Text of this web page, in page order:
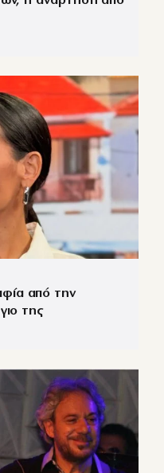
από την
της